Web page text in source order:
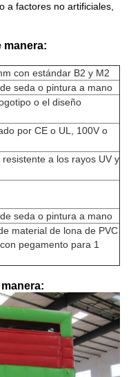
a factores no artificiales,
manera:
con estándar B2 y M2
seda o pintura a mano
o el diseño
por CE o UL, 100V o
a los rayos UV y
seda o pintura a mano
material de lona de PVC
pegamento para 1